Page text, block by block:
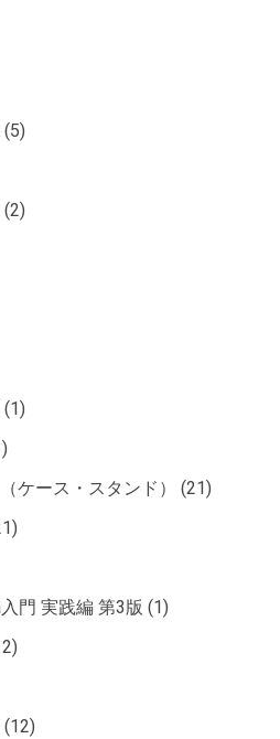
(5)
(2)
(1)
ケース・スタンド）
(21)
門 実践編 第3版 (1)
(12)